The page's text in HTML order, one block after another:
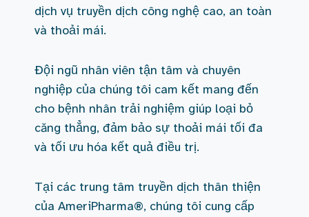
dịch vụ truyền dịch công nghệ cao, an toàn
và thoải mái.
Đội ngũ nhân viên tận tâm và chuyên
nghiệp của chúng tôi cam kết mang đến
cho bệnh nhân trải nghiệm giúp loại bỏ
căng thẳng, đảm bảo sự thoải mái tối đa
và tối ưu hóa kết quả điều trị.
Tại các trung tâm truyền dịch thân thiện
của AmeriPharma®, chúng tôi cung cấp